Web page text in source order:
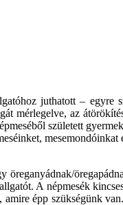
juthatott – egyre
mérlegelve, az
született
mesemondóinkat
A népmesék
épp szükségünk